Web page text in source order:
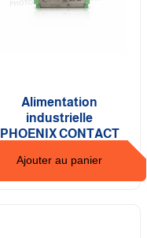
Alimentation
industrielle
PHOENIX CONTACT
Ajouter au panier